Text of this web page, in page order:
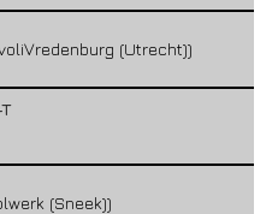
(Utrecht))
(Sneek))